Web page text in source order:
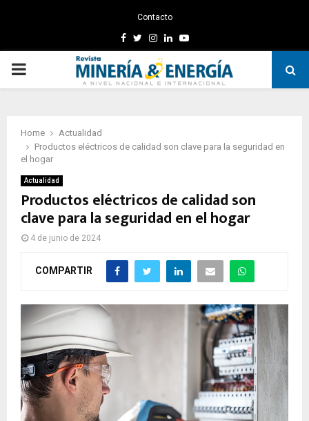
Contacto
Facebook
TwitterInstagram
LinkedinYoutube
PRIMARY
Home
Actualidad
Productos eléctricos de calidad son clave para la seguridad en
el hogar
Actualidad
Productos eléctricos de calidad son
clave para la seguridad en el hogar
4 de junio de 2024
COMPARTIR